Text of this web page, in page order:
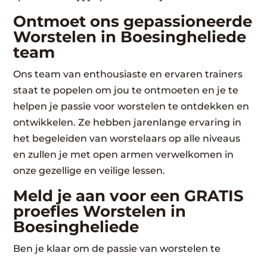
Ontmoet ons gepassioneerde
Worstelen in Boesingheliede
team
Ons team van enthousiaste en ervaren trainers
staat te popelen om jou te ontmoeten en je te
helpen je passie voor worstelen te ontdekken en
ontwikkelen. Ze hebben jarenlange ervaring in
het begeleiden van worstelaars op alle niveaus
en zullen je met open armen verwelkomen in
onze gezellige en veilige lessen.
Meld je aan voor een GRATIS
proefles Worstelen in
Boesingheliede
Ben je klaar om de passie van worstelen te